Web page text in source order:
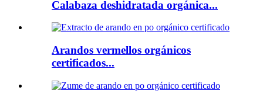
Calabaza deshidratada orgánica...
Arandos vermellos orgánicos
certificados...